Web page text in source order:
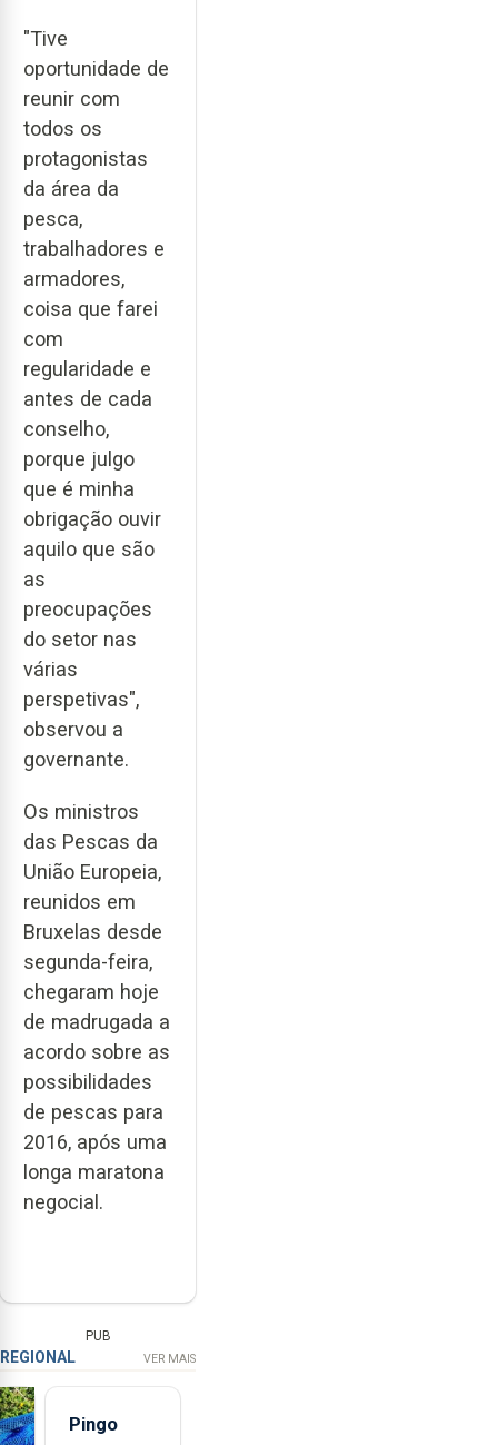
"Tive
oportunidade de
reunir com
todos os
protagonistas
da área da
pesca,
trabalhadores e
armadores,
coisa que farei
com
regularidade e
antes de cada
conselho,
porque julgo
que é minha
obrigação ouvir
aquilo que são
as
preocupações
do setor nas
várias
perspetivas",
observou a
governante.
Os ministros
das Pescas da
União Europeia,
reunidos em
Bruxelas desde
segunda-feira,
chegaram hoje
de madrugada a
acordo sobre as
possibilidades
de pescas para
2016, após uma
longa maratona
negocial.
PUB
REGIONAL VER MAIS
Pingo